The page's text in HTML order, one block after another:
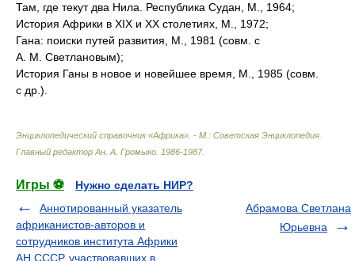
Там, где текут два Нила. Республика Судан, М., 1964;
История Африки в ХIХ и XX столетиях, М., 1972;
Гана: поиски путей развития, М., 1981 (совм. с
А. М. Светлановым);
История Ганы в новое и новейшее время, М., 1985 (совм.
с др.).
Энциклопедический справочник «Африка». - М.: Советская Энциклопедия
Главный редактор Ан. А. Громыко 1986-1987.
Игры ⚽
Нужно сделать НИР?
Аннотированный указатель
африканистов-авторов и
сотрудников института Африки
АН СССР, участвовавших в
Абрамова Светлана
Юрьевна